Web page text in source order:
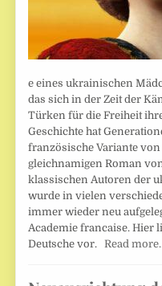
e eines ukrainischen
das sich in der Zeit der
Türken für die Freiheit
Geschichte hat
französische Variante
gleichnamigen Roman
klassischen Autoren der
wurde in vielen
immer wieder neu
Academie francaise. Hier
Deutsche vor.Read